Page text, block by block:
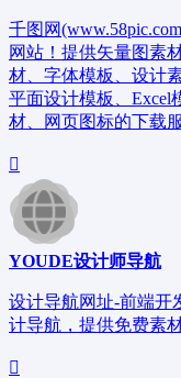
千图网
网站！提供矢量图素
材、字体模板、设计
平面设计模板、Excel
材、网页图标的下载服
YOUDE设计师导航
设计导航网址-前端开
计导航，提供免费素